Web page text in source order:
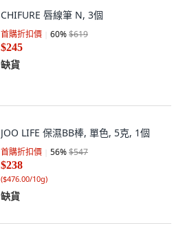
CHIFURE 唇線筆 N, 3個
首購折扣價 60%$619
$245
缺貨
JOO LIFE 保濕BB棒, 單色, 5克, 1個
首購折扣價 56%$547
$238
($476.00/10g)
缺貨